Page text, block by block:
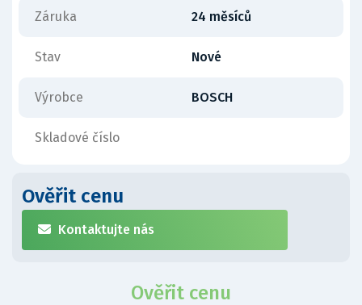
Záruka 24 měsíců
Stav Nové
Výrobce BOSCH
Skladové číslo
Ověřit cenu
Kontaktujte nás
Ověřit cenu